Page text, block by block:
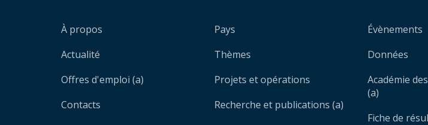
À propos
Actualité
Offres d'emploi (a)
Contacts
Pays
Thèmes
Projets et opérations
Recherche et publications (a)
Évènements
Données
Académie
(a)
Fiche de